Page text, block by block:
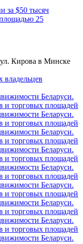
за $50 тысяч
25
Кирова в Минске
владельцев
Беларуси.
и торговых площадей
Беларуси.
и торговых площадей
Беларуси.
и торговых площадей
Беларуси.
и торговых площадей
Беларуси.
и торговых площадей
Беларуси.
и торговых площадей
Беларуси.
и торговых площадей
Беларуси.
и торговых площадей
Беларуси.